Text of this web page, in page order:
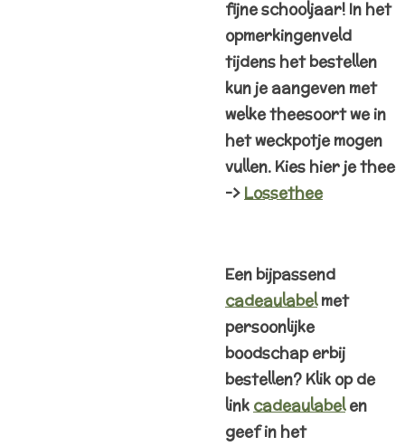
fijne schooljaar! In het
opmerkingenveld
tijdens het bestellen
kun je aangeven met
welke theesoort we in
het weckpotje mogen
vullen. Kies hier je thee
-> Lossethee
Een bijpassend
cadeaulabelmet
persoonlijke
boodschap erbij
bestellen? Klik op de
link cadeaulabelen
geef in het